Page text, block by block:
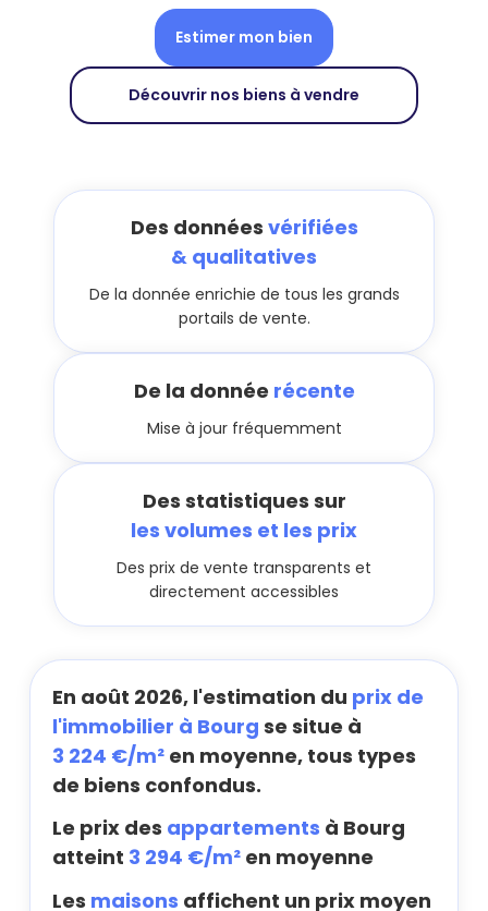
Estimer mon bien
Découvrir nos biens à vendre
Des données vérifiées
& qualitatives
De la donnée enrichie de tous les grands
portails de vente.
De la donnée récente
Mise à jour fréquemment
Des statistiques sur
les volumes et les prix
Des prix de vente transparents et
directement accessibles
En août 2026, l'estimation du prix de
l'immobilier à Bourg se situe à
3 224 €/m² en moyenne, tous types
de biens confondus.
Le prix des appartements à Bourg
atteint 3 294 €/m² en moyenne
Les maisons affichent un prix moyen